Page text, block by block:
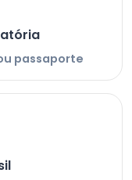
passaporte